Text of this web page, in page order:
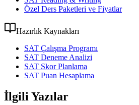
Özel Ders Paketleri ve Fiyatlar
Hazırlık Kaynakları
SAT Çalışma Programı
SAT Deneme Analizi
SAT Skor Planlama
SAT Puan Hesaplama
İlgili Yazılar